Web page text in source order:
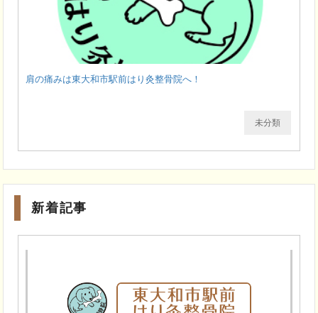
肩の痛みは東大和市駅前はり灸整骨院へ！
未分類
新着記事